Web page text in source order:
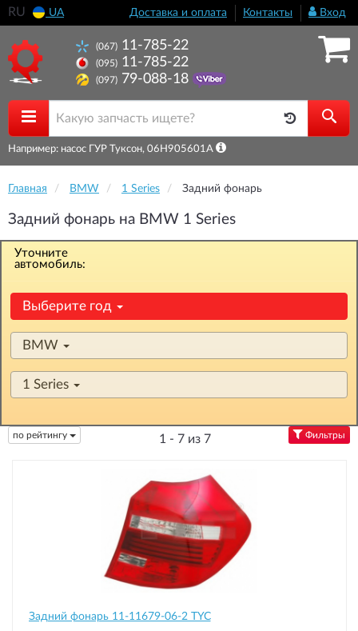
RU UA Доставка и оплата Контакты Вход
(067) 11-785-22
(095) 11-785-22
(097) 79-088-18
Например: насос ГУР Туксон, 06H905601A
Главная BMW 1 Series Задний фонарь
Задний фонарь на BMW 1 Series
Уточните
автомобиль:
Выберите год
BMW
1 Series
по рейтингу 1 - 7 из 7 Фильтры
Задний фонарь 11-11679-06-2 TYC